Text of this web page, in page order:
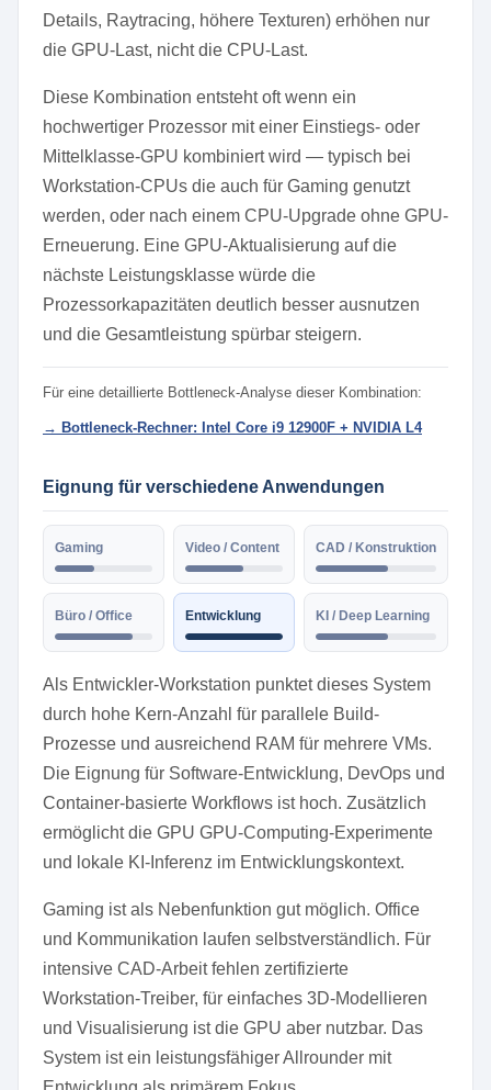
Details, Raytracing, höhere Texturen) erhöhen nur
die GPU-Last, nicht die CPU-Last.
Diese Kombination entsteht oft wenn ein
hochwertiger Prozessor mit einer Einstiegs- oder
Mittelklasse-GPU kombiniert wird — typisch bei
Workstation-CPUs die auch für Gaming genutzt
werden, oder nach einem CPU-Upgrade ohne GPU-
Erneuerung. Eine GPU-Aktualisierung auf die
nächste Leistungsklasse würde die
Prozessorkapazitäten deutlich besser ausnutzen
und die Gesamtleistung spürbar steigern.
Für eine detaillierte Bottleneck-Analyse dieser Kombination:
→ Bottleneck-Rechner: Intel Core i9 12900F + NVIDIA L4
Eignung für verschiedene Anwendungen
Gaming Video / Content CAD / Konstruktion
Büro / Office Entwicklung KI / Deep Learning
Als Entwickler-Workstation punktet dieses System
durch hohe Kern-Anzahl für parallele Build-
Prozesse und ausreichend RAM für mehrere VMs.
Die Eignung für Software-Entwicklung, DevOps und
Container-basierte Workflows ist hoch. Zusätzlich
ermöglicht die GPU GPU-Computing-Experimente
und lokale KI-Inferenz im Entwicklungskontext.
Gaming ist als Nebenfunktion gut möglich. Office
und Kommunikation laufen selbstverständlich. Für
intensive CAD-Arbeit fehlen zertifizierte
Workstation-Treiber, für einfaches 3D-Modellieren
und Visualisierung ist die GPU aber nutzbar. Das
System ist ein leistungsfähiger Allrounder mit